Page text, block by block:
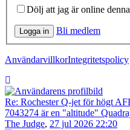
Dölj att jag är online
Logga in Bli medlem
AnvändarvillkorIntegritetspolicy
Re: Rochester Q-jet för högt
7043274 är en "altitude"
The Judge, 27 jul 2026 22:20